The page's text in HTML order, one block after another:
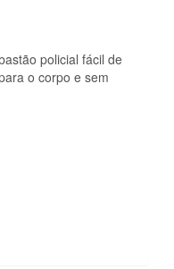
policial fácil de
o corpo e sem